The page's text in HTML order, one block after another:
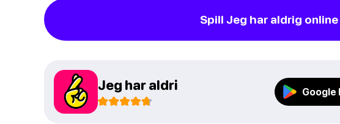
Spill Jeg har aldrig online
Jeg har aldri Google